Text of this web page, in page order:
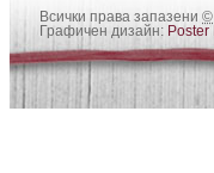
Всички права запазени ©
Графичен дизайн: